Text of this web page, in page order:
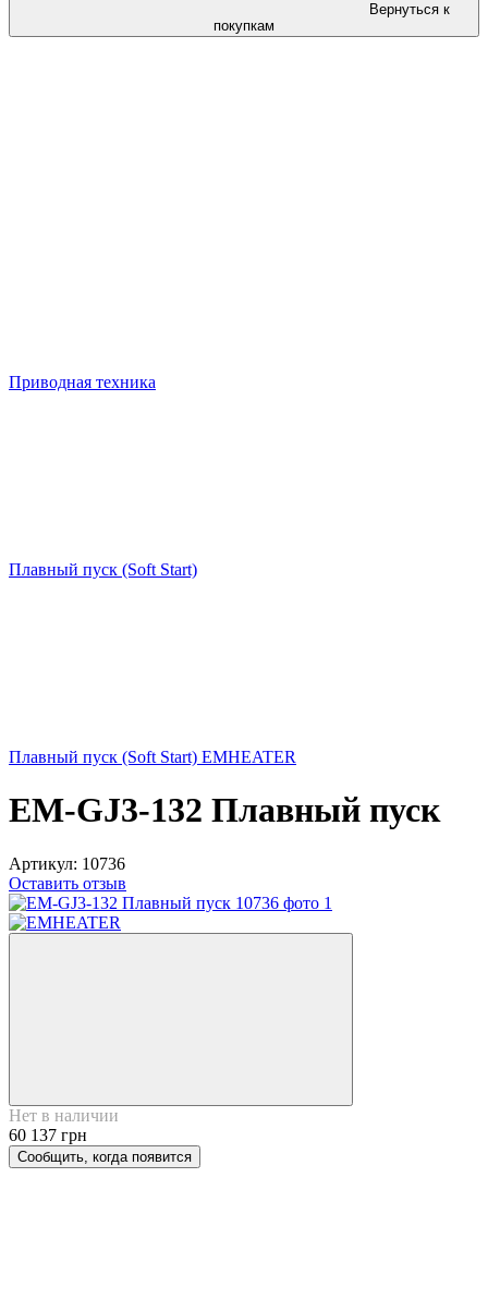
Вернуться к
покупкам
Приводная техника
Плавный пуск (Soft Start)
Плавный пуск (Soft Start) EMHEATER
EM-GJ3-132 Плавный пуск
Артикул: 10736
Оставить отзыв
Нет в наличии
60 137 грн
Сообщить, когда появится